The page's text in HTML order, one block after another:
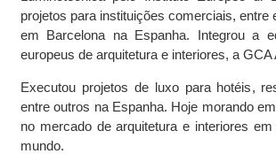
projetos para instituições comerciais,
em Barcelona na Espanha. Integrou a
europeus de arquitetura e interiores, a
Executou projetos de luxo para hotéis,
entre outros na Espanha. Hoje morando
no mercado de arquitetura e interiores
mundo.